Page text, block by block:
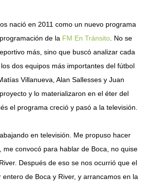
nació en 2011 como un nuevo programa
de la FM En Tránsito . No se
más, sino que buscó analizar cada
dos equipos más importantes del fútbol
Villanueva, Alan Sallesses y Juan
y lo materializaron en el éter del
el programa creció y pasó a la televisión.
en televisión. Me propuso hacer
convocó para hablar de Boca, no quise
Después de eso se nos ocurrió que el
de Boca y River, y arrancamos en la